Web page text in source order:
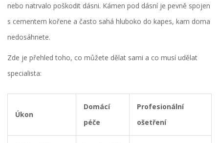
nebo natrvalo poškodit dásni. Kámen pod dásní je pevně spojen
s cementem kořene a často sahá hluboko do kapes, kam doma
nedosáhnete.
Zde je přehled toho, co můžete dělat sami a co musí udělat
specialista:
Úkon
Domácí
péče
Profesionální
ošetření